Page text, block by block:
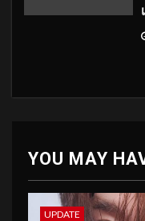
YOU MAY
UPDATE